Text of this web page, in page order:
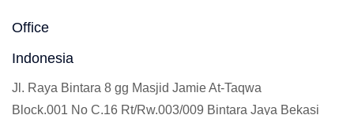
Office
Indonesia
Jl. Raya Bintara 8 gg Masjid Jamie At-Taqwa
Block.001 No C.16 Rt/Rw.003/009 Bintara Jaya Bekasi